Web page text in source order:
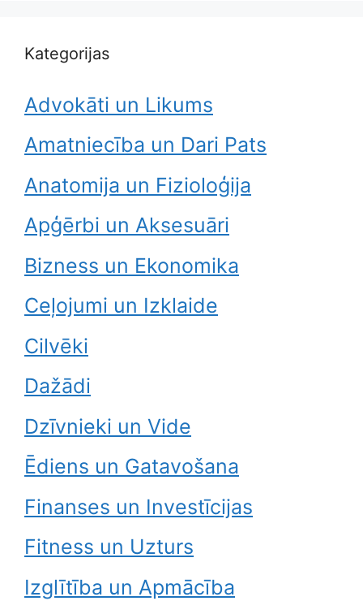
Kategorijas
Advokāti un Likums
Amatniecība un Dari Pats
Anatomija un Fizioloģija
Apģērbi un Aksesuāri
Bizness un Ekonomika
Ceļojumi un Izklaide
Cilvēki
Dažādi
Dzīvnieki un Vide
Ēdiens un Gatavošana
Finanses un Investīcijas
Fitness un Uzturs
Izglītība un Apmācība